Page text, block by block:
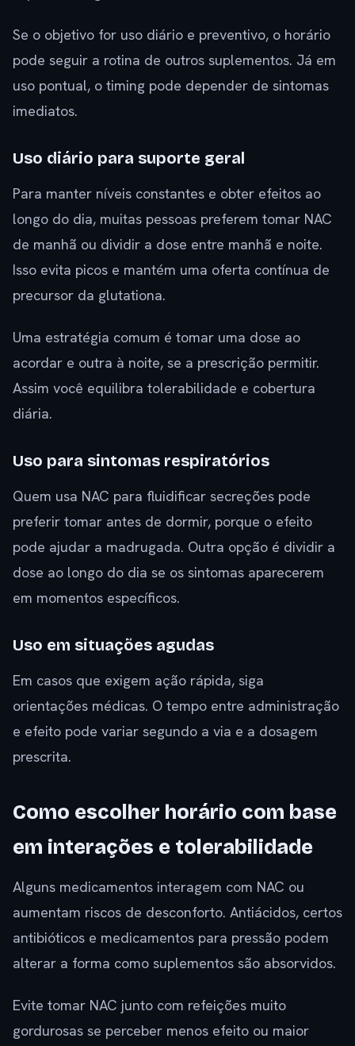
Se o objetivo for uso diário e preventivo, o horário
pode seguir a rotina de outros suplementos. Já em
uso pontual, o timing pode depender de sintomas
imediatos.
Uso diário para suporte geral
Para manter níveis constantes e obter efeitos ao
longo do dia, muitas pessoas preferem tomar NAC
de manhã ou dividir a dose entre manhã e noite.
Isso evita picos e mantém uma oferta contínua de
precursor da glutationa.
Uma estratégia comum é tomar uma dose ao
acordar e outra à noite, se a prescrição permitir.
Assim você equilibra tolerabilidade e cobertura
diária.
Uso para sintomas respiratórios
Quem usa NAC para fluidificar secreções pode
preferir tomar antes de dormir, porque o efeito
pode ajudar a madrugada. Outra opção é dividir a
dose ao longo do dia se os sintomas aparecerem
em momentos específicos.
Uso em situações agudas
Em casos que exigem ação rápida, siga
orientações médicas. O tempo entre administração
e efeito pode variar segundo a via e a dosagem
prescrita.
Como escolher horário com base
em interações e tolerabilidade
Alguns medicamentos interagem com NAC ou
aumentam riscos de desconforto. Antiácidos, certos
antibióticos e medicamentos para pressão podem
alterar a forma como suplementos são absorvidos.
Evite tomar NAC junto com refeições muito
gordurosas se perceber menos efeito ou maior